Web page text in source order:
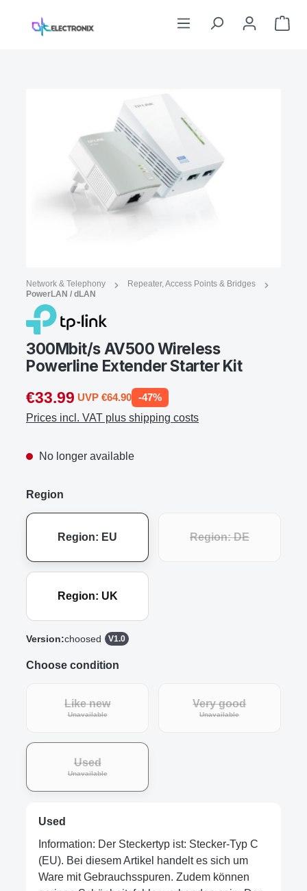
Skip to main content
Network & Telephony
Repeater, Access Points & Bridges
PowerLAN / dLAN
300Mbit/s AV500 Wireless
Powerline Extender Starter Kit
€33.99 UVP €64.90 -47%
Prices incl. VAT plus shipping costs
No longer available
Region
Region: EU Region: DE
Region: UK
Version:choosed V1.0
Choose condition
Like new
Unavailable
Very good
Unavailable
Used
Unavailable
Used
Information: Der Steckertyp ist: Stecker-Typ C
(EU). Bei diesem Artikel handelt es sich um
Ware mit Gebrauchsspuren. Zudem können